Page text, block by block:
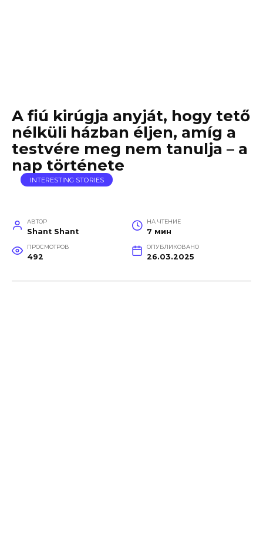
A fiú kirúgja anyját, hogy tető
nélküli házban éljen, amíg a
testvére meg nem tanulja – a
nap története
INTERESTING STORIES
АВТОР
Shant Shant
НА ЧТЕНИЕ
7 мин
ПРОСМОТРОВ
492
ОПУБЛИКОВАНО
26.03.2025